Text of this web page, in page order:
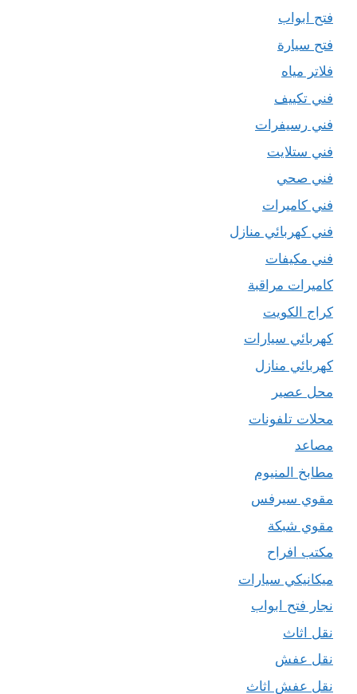
فتح ابواب
فتح سيارة
فلاتر مياه
فني تكييف
فني رسيفرات
فني ستلايت
فني صحي
فني كاميرات
فني كهربائي منازل
فني مكيفات
كاميرات مراقبة
كراج الكويت
كهربائي سيارات
كهربائي منازل
محل عصير
محلات تلفونات
مصاعد
مطابخ المنيوم
مقوي سيرفس
مقوي شبكة
مكتب افراح
ميكانيكي سيارات
نجار فتح ابواب
نقل اثاث
نقل عفش
نقل عفش اثاث